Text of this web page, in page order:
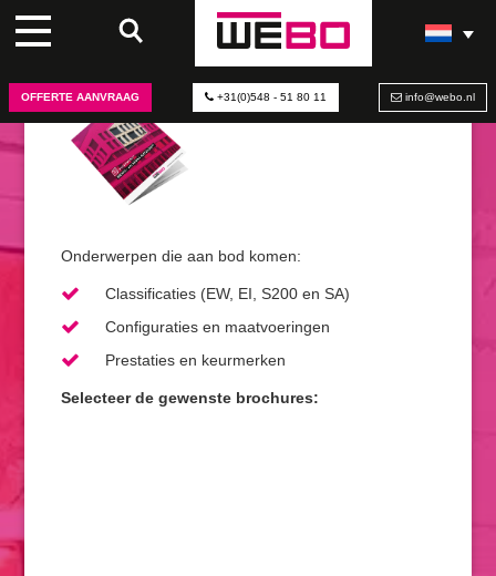
OFFERTE AANVRAAG +31(0)548 - 51 80 11 info@webo.nl
Onderwerpen die aan bod komen:
Classificaties (EW, EI, S200 en SA)
Configuraties en maatvoeringen
Prestaties en keurmerken
Selecteer de gewenste brochures: